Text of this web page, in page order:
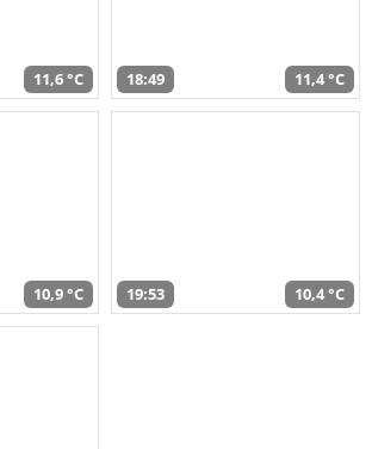
11,6 °C 18:49 11,4 °C
10,9 °C 19:53 10,4 °C